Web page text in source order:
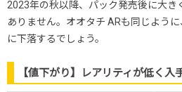
2023年の秋以降、パック発売後に大き
ありません。オオタチ ARも同じよう
に下落するでしょう。
【値下がり】レアリティが低く入